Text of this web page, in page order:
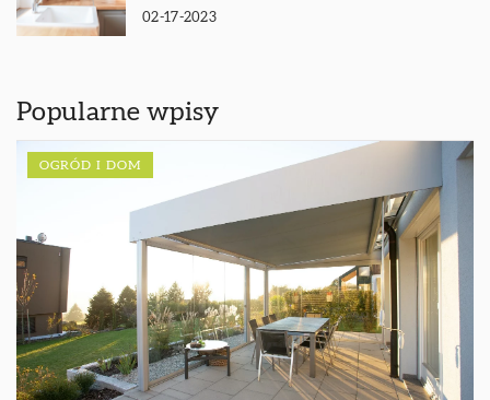
02-17-2023
Popularne wpisy
OGRÓD I DOM